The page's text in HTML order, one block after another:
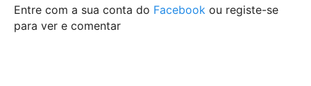
Entre com a sua conta do Facebook ou registe-se
para ver e comentar